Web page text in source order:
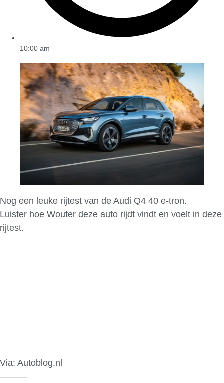
10:00 am
Nog een leuke rijtest van de Audi Q4 40 e-tron.
Luister hoe Wouter deze auto rijdt vindt en voelt in deze
rijtest.
Via: Autoblog.nl